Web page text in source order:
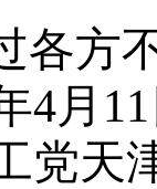
各方
4月
党天